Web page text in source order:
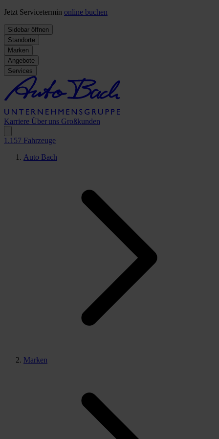
Jetzt Servicetermin online buchen
Sidebar öffnen
Standorte
Marken
Angebote
Services
Karriere Über uns Großkunden
1.157 Fahrzeuge
Auto Bach
Marken